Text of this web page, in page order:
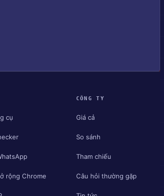
cụ
rộng Chrome
CÔNG TY
Giá cả
So sánh
Tham chiếu
Câu hỏi thường gặp